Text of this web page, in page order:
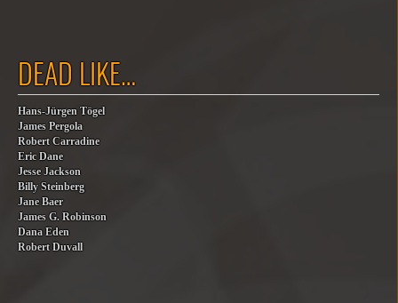
DEAD LIKE…
Hans-Jürgen Tögel
James Pergola
Robert Carradine
Eric Dane
Jesse Jackson
Billy Steinberg
Jane Baer
James G. Robinson
Dana Eden
Robert Duvall